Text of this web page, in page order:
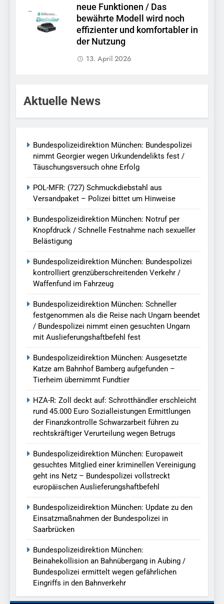
neue Funktionen / Das
bewährte Modell wird noch
effizienter und komfortabler in
der Nutzung
13. April 2026
Aktuelle News
Bundespolizeidirektion München: Bundespolizei
nimmt Georgier wegen Urkundendelikts fest /
Täuschungsversuch ohne Erfolg
POL-MFR: (727) Schmuckdiebstahl aus
Versandpaket – Polizei bittet um Hinweise
Bundespolizeidirektion München: Notruf per
Knopfdruck / Schnelle Festnahme nach sexueller
Belästigung
Bundespolizeidirektion München: Bundespolizei
kontrolliert grenzüberschreitenden Verkehr /
Waffenfund im Fahrzeug
Bundespolizeidirektion München: Schneller
festgenommen als die Reise nach Ungarn beendet
/ Bundespolizei nimmt einen gesuchten Ungarn
mit Auslieferungshaftbefehl fest
Bundespolizeidirektion München: Ausgesetzte
Katze am Bahnhof Bamberg aufgefunden –
Tierheim übernimmt Fundtier
HZA-R: Zoll deckt auf: Schrotthändler erschleicht
rund 45.000 Euro Sozialleistungen Ermittlungen
der Finanzkontrolle Schwarzarbeit führen zu
rechtskräftiger Verurteilung wegen Betrugs
Bundespolizeidirektion München: Europaweit
gesuchtes Mitglied einer kriminellen Vereinigung
geht ins Netz – Bundespolizei vollstreckt
europäischen Auslieferungshaftbefehl
Bundespolizeidirektion München: Update zu den
Einsatzmaßnahmen der Bundespolizei in
Saarbrücken
Bundespolizeidirektion München:
Beinahekollision an Bahnübergang in Aubing /
Bundespolizei ermittelt wegen gefährlichen
Eingriffs in den Bahnverkehr